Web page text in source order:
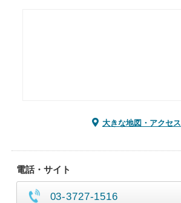
大きな地図・アクセス
電話・サイト
03-3727-1516